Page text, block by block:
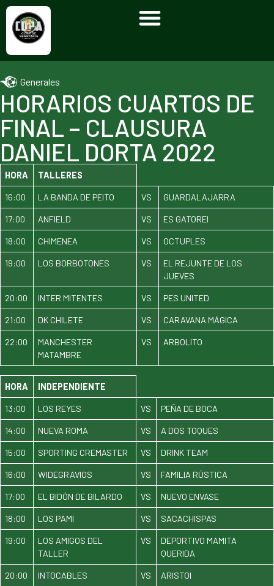
Generales
HORARIOS CUARTOS DE
FINAL – CLAUSURA
DANIEL DORTA 2022
HORA TALLERES
16:00 LA BANDA DE PEITO VS GUARDALAJARRA
17:00 ANFIELD VS ES GATOREI
18:00 CHIMENEA VS OCTUPLES
19:00 LOS BORBOTONES VS
EL REJUNTE DE LOS
JUEVES
20:00 INTER MITENTES VS PES UNITED
21:00 DK CHILETE VS CARAVANA MÁGICA
22:00
MANCHESTER
MATAMBRE
VS ARBOLITO
HORA INDEPENDIENTE
13:00 LOS REYES VS PEÑA DE BOCA
14:00 NUEVA ROMA VS A DOS TOQUES
15:00 SPORTING CREMASTER VS DRINK TEAM
16:00 WIDEGRAVIOS VS FAMILIA RÚSTICA
17:00 EL BIDÓN DE BILARDO VS NUEVO ENVASE
18:00 LOS PAMI VS SACACHISPAS
19:00
LOS AMIGOS DEL
TALLER
VS
DEPORTIVO MAMITA
QUERIDA
20:00 INTOCABLES VS ARISTOI